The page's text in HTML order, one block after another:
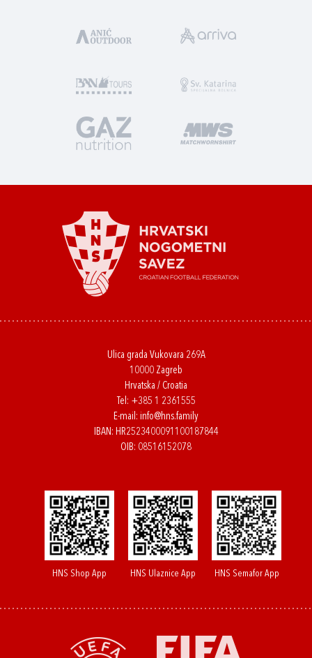
Ulica grada Vukovara 269A
10000 Zagreb
Hrvatska / Croatia
Tel: +385 1 2361555
E-mail: info@hns.family
IBAN: HR2523400091100187844
OIB: 08516152078
HNS Shop App HNS Ulaznice App HNS Semafor App